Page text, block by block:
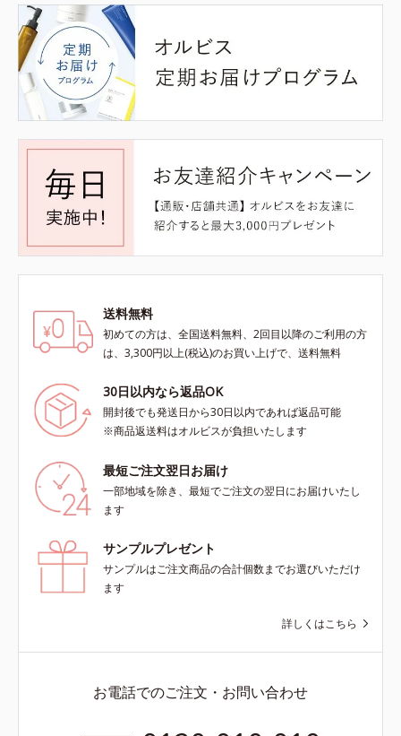
送料無料
初めての方は、全国送料無料、2回目以降のご利用の方
は、3,300円以上(税込)のお買い上げで、送料無料
30日以内なら返品OK
開封後でも発送日から30日以内であれば返品可能
※商品返送料はオルビスが負担いたします
最短ご注文翌日お届け
一部地域を除き、最短でご注文の翌日にお届けいたし
ます
サンプルプレゼント
サンプルはご注文商品の合計個数までお選びいただけ
ます
詳しくはこちら
お電話でのご注文・お問い合わせ